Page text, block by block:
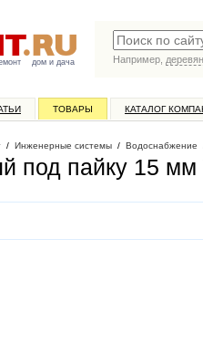
дом и дача
Например,
ТОВАРЫ КАТАЛОГ
/ Инженерные системы / Водоснабжение
под пайку 15 мм